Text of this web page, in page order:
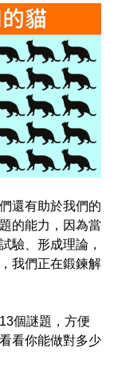
還有助於我們的
的能力，因為當
驗、形成理論，
我們正在鍛鍊解
個謎題，方便
看你能做對多少